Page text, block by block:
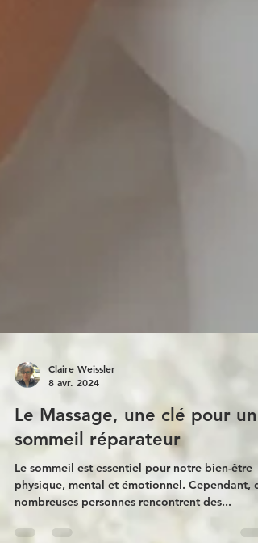
8 avr. 2024
Le Massage, une clé pour un
sommeil réparateur
Le sommeil est essentiel pour notre bien-être
physique, mental et émotionnel. Cependant,
nombreuses personnes rencontrent des...